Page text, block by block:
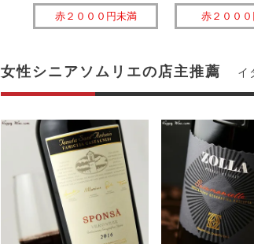
赤２０００円未満 赤２００
女性シニアソムリエの店主推薦 イ